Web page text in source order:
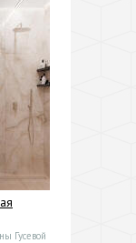
Гусевой